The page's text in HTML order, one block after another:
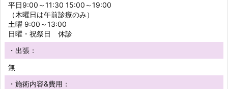
平日9:00～11:30 15:00～19:00
（木曜日は午前診療のみ）
土曜 9:00～13:00
日曜・祝祭日 休診
・出張：
無
・施術内容&費用：